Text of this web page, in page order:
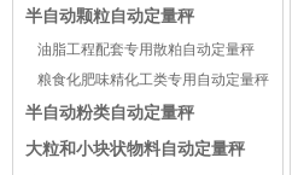
半自动颗粒自动定量秤
油脂工程配套专用散粕自动定量秤
粮食化肥味精化工类专用自动定量秤
半自动粉类自动定量秤
大粒和小块状物料自动定量秤